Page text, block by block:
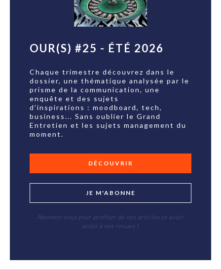
OUR(S) #25 - ÉTÉ 2026
Chaque trimestre découvrez dans le
dossier, une thématique analysée par le
prisme de la communication, une
enquête et des sujets
d'inspirations : moodboard, tech,
business... Sans oublier le Grand
Entretien et les sujets management du
moment.
DÉCOUVRIR
JE M'ABONNE
Abonnez-vous pour profiter de nos articles et avoir
accès à nos revues !